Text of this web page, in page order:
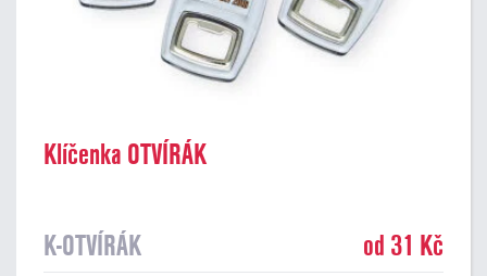
Klíčenka OTVÍRÁK
K-OTVÍRÁK od 31 Kč